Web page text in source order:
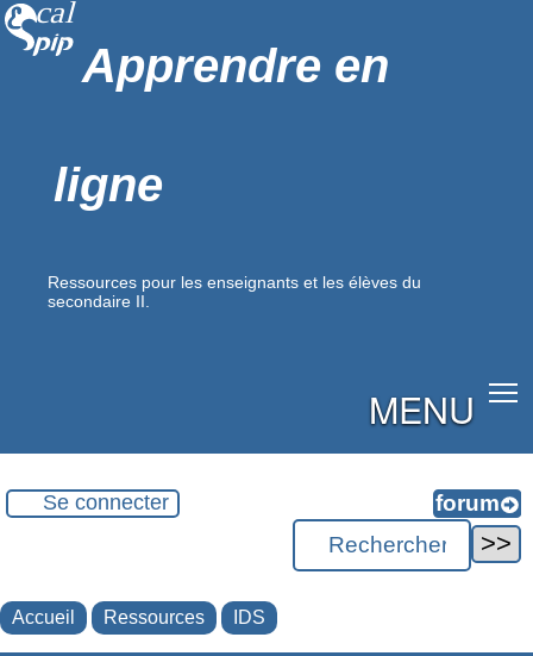
Apprendre en
ligne
Ressources pour les enseignants et les élèves du
secondaire II.
MENU
Se connecter
Accueil Ressources IDS